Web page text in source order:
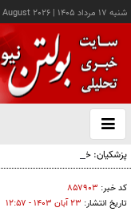
شنبه ۱۷ مرداد ۱۴۰۵ |
2026
باز
و
پزشکیان: خدمت بی‌منت و
کد خبر: ۸۵۷۹۰۳
تاریخ انتشار: ۲۳ آبان ۱۴۰۳ - ۱۲:۵۷